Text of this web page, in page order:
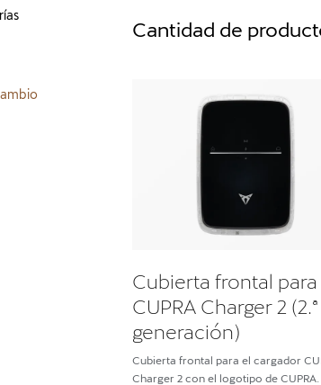
Cantidad de
Cubierta frontal para
CUPRA Charger 2 (2.ª
generación)
Cubierta frontal para el cargador
Charger 2 con el logotipo de CUPRA.